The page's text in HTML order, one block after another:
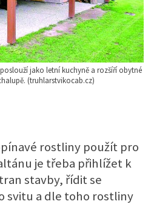
jako letní kuchyně a rozšíří obytné
(truhlarstvikocab.cz)
rostliny použít pro
je třeba přihlížet k
stavby, řídit se
svitu a dle toho rostliny